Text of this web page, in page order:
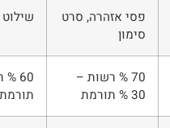
פסי אזהרה, סרט
סימון
שילוט
70 % רשות –
30 % תורמת
תורמת